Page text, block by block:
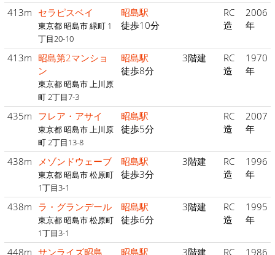
413m セラピスベイ
東京都 昭島市 緑町 1
丁目20-10
昭島駅
徒歩10分
RC
造
2006
年
413m 昭島第2マンショ
ン
東京都 昭島市 上川原
町 2丁目7-3
昭島駅
徒歩8分
3階建
RC
造
1970
年
435m フレア・アサイ
東京都 昭島市 上川原
町 2丁目13-8
昭島駅
徒歩5分
RC
造
2007
年
438m メゾンドウェーブ
東京都 昭島市 松原町
1丁目3-1
昭島駅
徒歩3分
3階建
RC
造
1996
年
438m ラ・グランデール
東京都 昭島市 松原町
1丁目3-1
昭島駅
徒歩6分
3階建
RC
造
1995
年
448m サンライズ昭島 昭島駅 3階建 RC 1986